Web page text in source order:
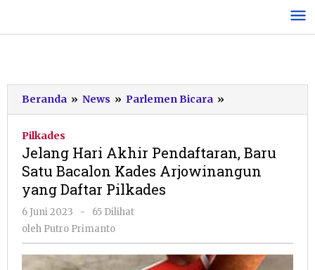
konten
Beranda » News » Parlemen Bicara »
Hari
Baru
Satu
Daftar
Pilkades
Pilkades
Jelang Hari Akhir Pendaftaran, Baru
Satu Bacalon Kades Arjowinangun
yang Daftar Pilkades
6 Juni 2023
oleh
Putro
-
65 Dilihat
oleh Putro Primanto